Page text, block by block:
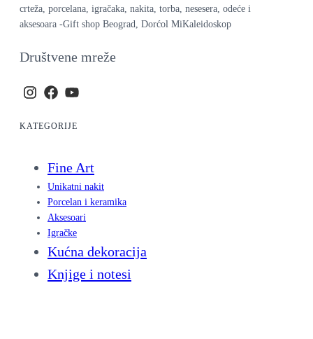
crteža, porcelana, igračaka, nakita, torba, nesesera, odeće i
aksesoara -Gift shop Beograd, Dorćol MiKaleidoskop
Društvene mreže
KATEGORIJE
Fine Art
Unikatni nakit
Porcelan i keramika
Aksesoari
Igračke
Kućna dekoracija
Knjige i notesi